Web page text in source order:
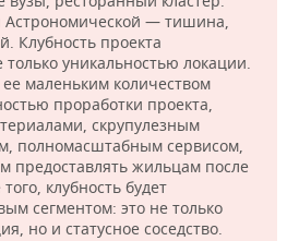
Астрономической — тишина,
Клубность проекта
только уникальностью локации.
маленьким количеством
проработки проекта,
скрупулезным
полномасштабным сервисом,
предоставлять жильцам после
клубность будет
сегментом: это не только
но и статусное соседство.